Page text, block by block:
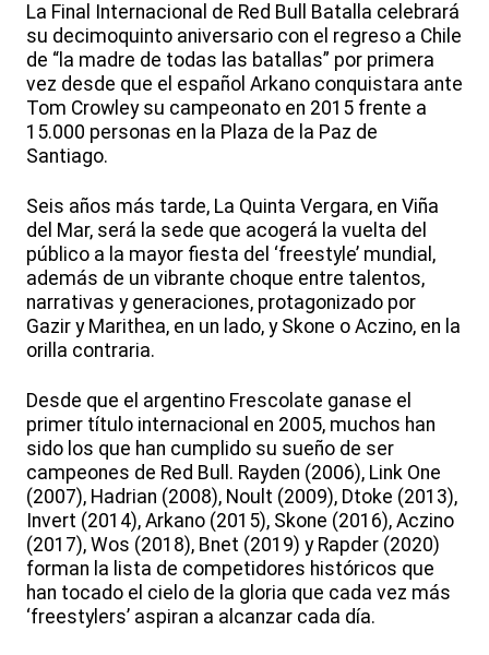
La Final Internacional de Red Bull Batalla celebrará
su decimoquinto aniversario con el regreso a Chile
de “la madre de todas las batallas” por primera
vez desde que el español Arkano conquistara ante
Tom Crowley su campeonato en 2015 frente a
15.000 personas en la Plaza de la Paz de
Santiago.
Seis años más tarde, La Quinta Vergara, en Viña
del Mar, será la sede que acogerá la vuelta del
público a la mayor fiesta del ‘freestyle’ mundial,
además de un vibrante choque entre talentos,
narrativas y generaciones, protagonizado por
Gazir y Marithea, en un lado, y Skone o Aczino, en la
orilla contraria.
Desde que el argentino Frescolate ganase el
primer título internacional en 2005, muchos han
sido los que han cumplido su sueño de ser
campeones de Red Bull. Rayden (2006), Link One
(2007), Hadrian (2008), Noult (2009), Dtoke (2013),
Invert (2014), Arkano (2015), Skone (2016), Aczino
(2017), Wos (2018), Bnet (2019) y Rapder (2020)
forman la lista de competidores históricos que
han tocado el cielo de la gloria que cada vez más
‘freestylers’ aspiran a alcanzar cada día.